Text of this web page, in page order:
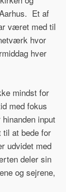
Et af
været med til
hvor
hver
mindst for
med fokus
input
at bede for
udvidet med
deler sin
og sejrene,